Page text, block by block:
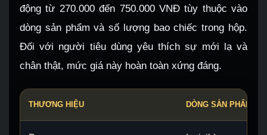
động từ 270.000 đến 750.000 VNĐ tùy thuộc vào
dòng sản phẩm và số lượng bao chiếc trong hộp.
Đối với người tiêu dùng yêu thích sự mới lạ và
chân thật, mức giá này hoàn toàn xứng đáng.
THƯƠNG HIỆU DÒNG SẢN PHẨM